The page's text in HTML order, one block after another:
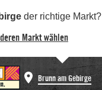
der richtige Markt?
Markt wählen
Brunn am Gebirge